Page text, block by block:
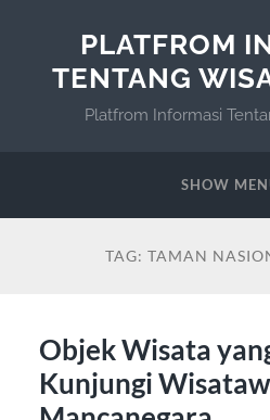
PLATFROM
TENTANG
Platfrom Informasi
SHOW
TAG: TAMAN
Objek Wisata
Kunjungi